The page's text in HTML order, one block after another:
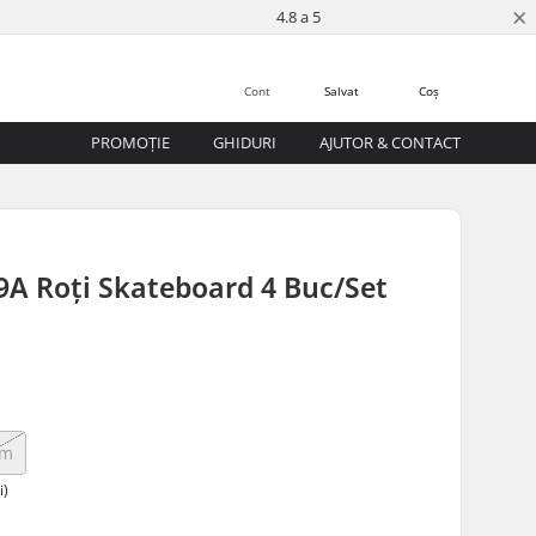
4.8 a 5 ×
Coș
Salvat
Cont
PROMOȚIE GHIDURI AJUTOR & CONTACT
Roți Skateboard 4 Buc/Set